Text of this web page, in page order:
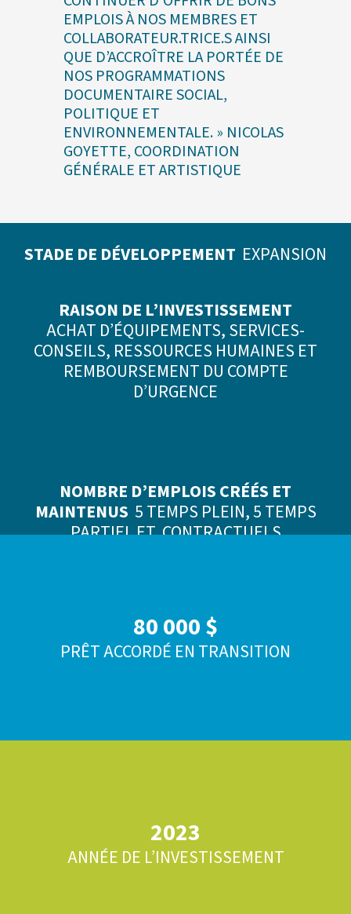
EMPLOIS À NOS MEMBRES ET
COLLABORATEUR.TRICE.S AINSI
QUE D’ACCROÎTRE LA PORTÉE DE
NOS PROGRAMMATIONS
DOCUMENTAIRE SOCIAL,
POLITIQUE ET
ENVIRONNEMENTALE. » NICOLAS
GOYETTE, COORDINATION
GÉNÉRALE ET ARTISTIQUE
STADE DE DÉVELOPPEMENT EXPANSION
RAISON DE L’INVESTISSEMENT
ACHAT D’ÉQUIPEMENTS, SERVICES-
CONSEILS, RESSOURCES HUMAINES ET
REMBOURSEMENT DU COMPTE
D’URGENCE
NOMBRE D’EMPLOIS CRÉÉS ET
MAINTENUS 5 TEMPS PLEIN, 5 TEMPS
PARTIEL ET CONTRACTUELS
80 000 $
PRÊT ACCORDÉ EN TRANSITION
2023
ANNÉE DE L’INVESTISSEMENT